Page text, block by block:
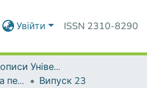
Увійти ISSN 2310-8290
Наукові часописи Університету
Серія 19. Корекційна педагогіка та спеціальна психологія
Випуск 23